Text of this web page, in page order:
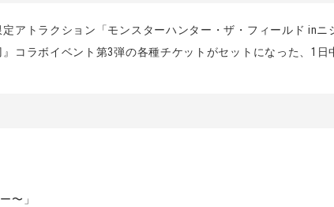
アトラクション「モンスターハンター・ザ・フィールド inニ
コラボイベント第3弾の各種チケットがセットになった、1日
〜」